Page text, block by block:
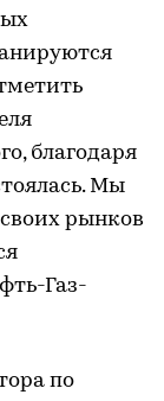
благодаря
Мы
рынков
Газ-
по